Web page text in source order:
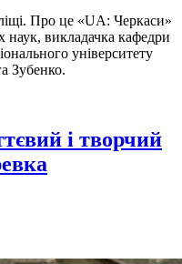
Про це «‎UA: Черкаси»
наук, викладачка кафедри
університету
Зубенко.
і творчий